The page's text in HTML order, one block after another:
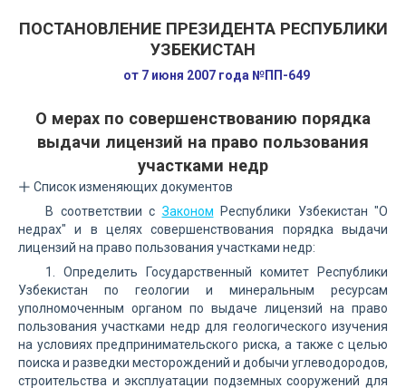
ПОСТАНОВЛЕНИЕ ПРЕЗИДЕНТА РЕСПУБЛИКИ
УЗБЕКИСТАН
от 7 июня 2007 года №ПП-649
О мерах по совершенствованию порядка
выдачи лицензий на право пользования
участками недр
Список изменяющих документов
В соответствии с Законом Республики Узбекистан "О
недрах" и в целях совершенствования порядка выдачи
лицензий на право пользования участками недр:
1. Определить Государственный комитет Республики
Узбекистан по геологии и минеральным ресурсам
уполномоченным органом по выдаче лицензий на право
пользования участками недр для геологического изучения
на условиях предпринимательского риска, а также с целью
поиска и разведки месторождений и добычи углеводородов,
строительства и эксплуатации подземных сооружений для